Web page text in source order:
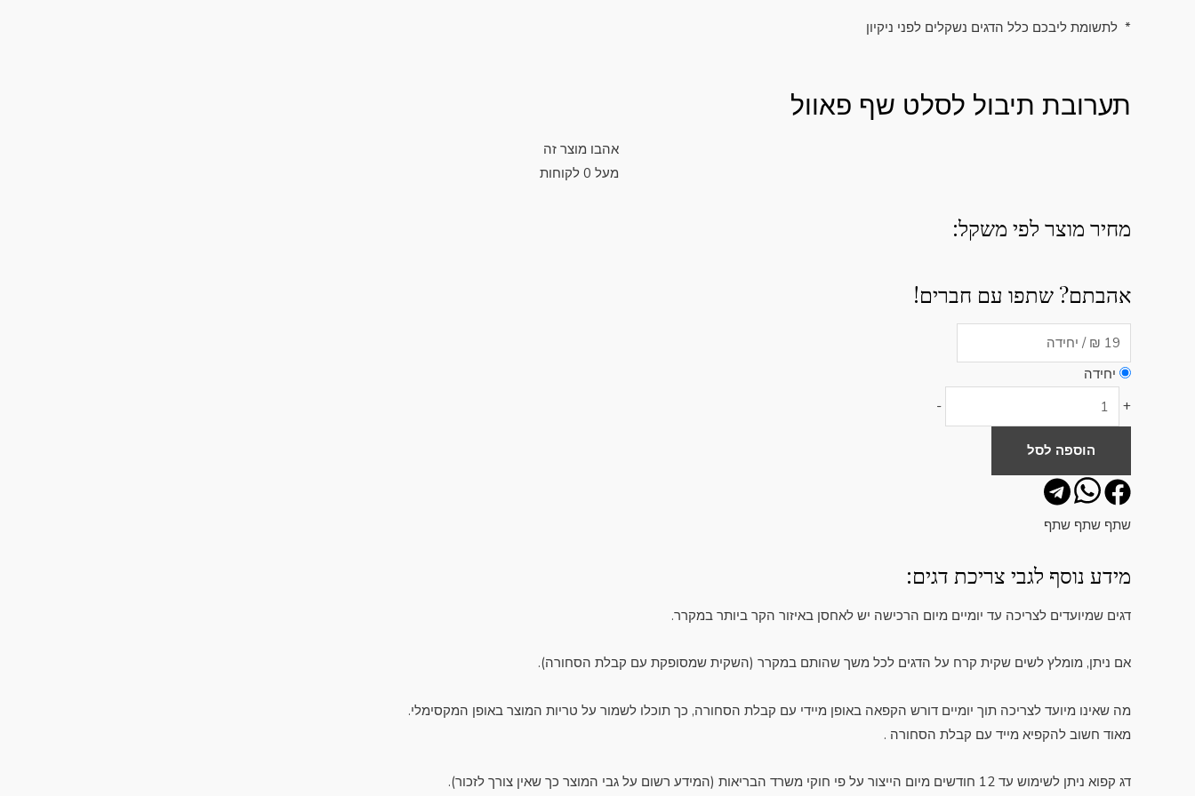
* לתשומת ליבכם כלל הדגים נשקלים לפני ניקיון
תערובת תיבול לסלט שף פאוול
אהבו מוצר זה
מעל 0 לקוחות
מחיר מוצר לפי משקל:
אהבתם? שתפו עם חברים!
יחידה
+
-
הוספה לסל
שתף שתף שתף
מידע נוסף לגבי צריכת דגים:
דגים שמיועדים לצריכה עד יומיים מיום הרכישה יש לאחסן באיזור הקר ביותר במקרר.
אם ניתן, מומלץ לשים שקית קרח על הדגים לכל משך שהותם במקרר (השקית שמסופקת עם קבלת הסחורה).
מה שאינו מיועד לצריכה תוך יומיים דורש הקפאה באופן מיידי עם קבלת הסחורה, כך תוכלו לשמור על טריות המוצר באופן המקסימלי.
מאוד חשוב להקפיא מייד עם קבלת הסחורה .
דג קפוא ניתן לשימוש עד 12 חודשים מיום הייצור על פי חוקי משרד הבריאות (המידע רשום על גבי המוצר כך שאין צורך לזכור).